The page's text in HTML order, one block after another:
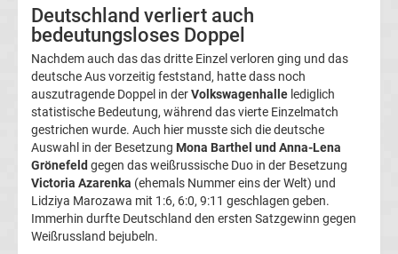
Tabelle
Champions
League
Ergebnisse
Europa
League
Deutschland verliert auch
bedeutungsloses Doppel
Nachdem auch das das dritte Einzel verloren ging und das
deutsche Aus vorzeitig feststand, hatte dass noch
auszutragende Doppel in derVolkswagenhalle lediglich
statistische Bedeutung, während das vierte Einzelmatch
gestrichen wurde. Auch hier musste sich die deutsche
Auswahl in der Besetzung Mona Barthel und Anna-Lena
Grönefeld gegen das weißrussische Duo in der Besetzung
Victoria Azarenka (ehemals Nummer eins der Welt) und
Lidziya Marozawa mit 1:6, 6:0, 9:11 geschlagen geben.
Immerhin durfte Deutschland den ersten Satzgewinn gegen
Weißrussland bejubeln.